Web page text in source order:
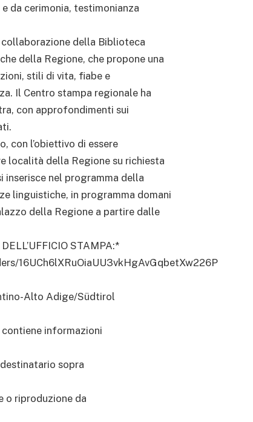
da cerimonia, testimonianza
della Biblioteca
della Regione, che propone una
stili di vita, fiabe e
Il Centro stampa regionale ha
con approfondimenti sui
con l’obiettivo di essere
località della Regione su richiesta
inserisce nel programma della
linguistiche, in programma domani
della Regione a partire dalle
STAMPA:*
16UCh6lXRuOiaUU3vkHgAvGqbetXw226P
Alto Adige/Südtirol
informazioni
sopra
o riproduzione da